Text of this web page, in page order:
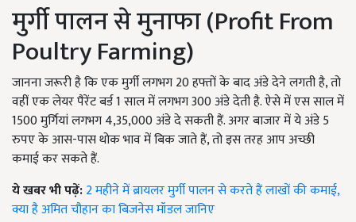
मुर्गी पालन से मुनाफा (Profit From
Poultry Farming)
जानना जरूरी है कि एक मुर्गी लगभग 20 हफ्तों के बाद अंडे देने लगती है, तो
वहीं एक लेयर पैरेंट बर्ड 1 साल में लगभग 300 अंडे देती है. ऐसे में एस साल में
1500 मुर्गियां लगभग 4,35,000 अंडे दे सकती हैं. अगर बाजार में ये अंडे 5
रुपए के आस-पास थोक भाव में बिक जाते हैं, तो इस तरह आप अच्छी
कमाई कर सकते हैं.
ये खबर भी पढ़ें:2 महीने में ब्रायलर मुर्गी पालन से करते हैं लाखों की कमाई,
क्या है अमित चौहान का बिजनेस मॉडल जानिए